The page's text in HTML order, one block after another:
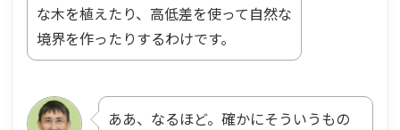
な木を植えたり、高低差を使って自然な
境界を作ったりするわけです。
ああ、なるほど。確かにそういうもの